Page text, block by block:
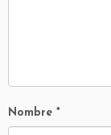
Nombre *